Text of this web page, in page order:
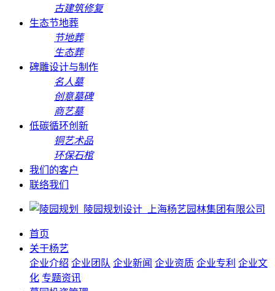
古建筑修复
生态节地葬
节地葬
生态葬
碑雕设计与制作
名人墓
创意墓碑
商艺墓
低碳循环创新
铜艺术品
环保石棺
我们的客户
联络我们
首页
关于杨艺
企业介绍 企业团队 企业新闻 企业资质 企业专利 企业文
化 专题资讯